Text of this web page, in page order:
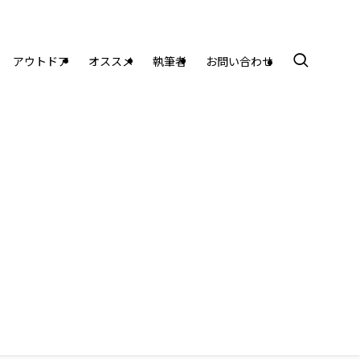
アウトドア オススメ 執筆者 お問い合わせ